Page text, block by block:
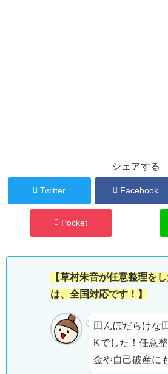
シェアする
Twitter Facebook
Pocket
【草村朱音が任意整理を
は、全国対応です！】
田んぼだらけな
Kでした！任意
金や自己破産に